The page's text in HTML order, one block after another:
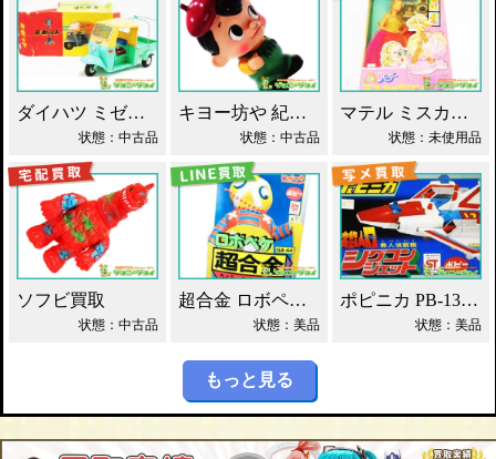
ダイハツ ミゼット ブリキ マスダヤ買取！
状態：中古品
キヨー坊や 紀陽銀行 店頭用 貯金箱 ソフビ買取！
状態：中古品
マテル ミスカメラマン バービー人形 買取！
状態：未使用品
ソフビ買取
状態：中古品
超合金 ロボペケ GA-44 がんばれ!!ロボコン 買取！
状態：美品
ポピニカ PB-13 シグコンジェット 買取！
状態：美品
もっと見る